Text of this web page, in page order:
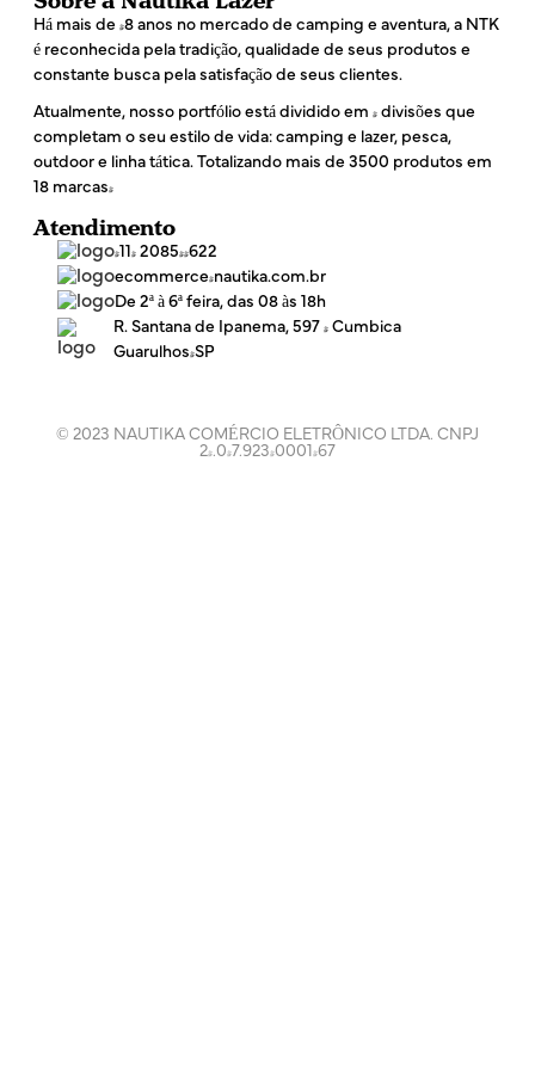
Há mais de 48 anos no mercado de camping e aventura, a NTK
é reconhecida pela tradição, qualidade de seus produtos e
constante busca pela satisfação de seus clientes.
Atualmente, nosso portfólio está dividido em 4 divisões que
completam o seu estilo de vida: camping e lazer, pesca,
outdoor e linha tática. Totalizando mais de 3500 produtos em
18 marcas!
Atendimento
(11) 2085-4622
ecommerce@nautika.com.br
De 2ª à 6ª feira, das 08 às 18h
R. Santana de Ipanema, 597 - Cumbica
Guarulhos/SP
© 2023 NAUTIKA COMÉRCIO ELETRÔNICO LTDA. CNPJ
24.047.923/0001-67